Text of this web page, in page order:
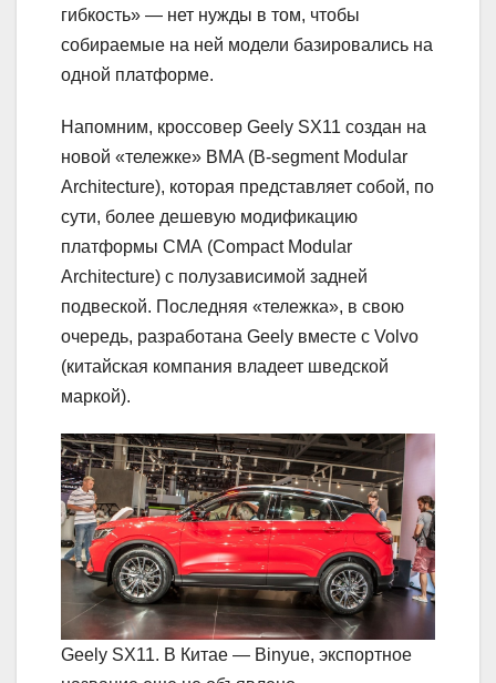
гибкость» — нет нужды в том, чтобы
собираемые на ней модели базировались на
одной платформе.
Напомним, кроссовер Geely SX11 создан на
новой «тележке» BMA (B-segment Modular
Architecture), которая представляет собой, по
сути, более дешевую модификацию
платформы СМА (Compact Modular
Architecture) с полузависимой задней
подвеской. Последняя «тележка», в свою
очередь, разработана Geely вместе с Volvo
(китайская компания владеет шведской
маркой).
Geely SX11. В Китае — Binyue, экспортное